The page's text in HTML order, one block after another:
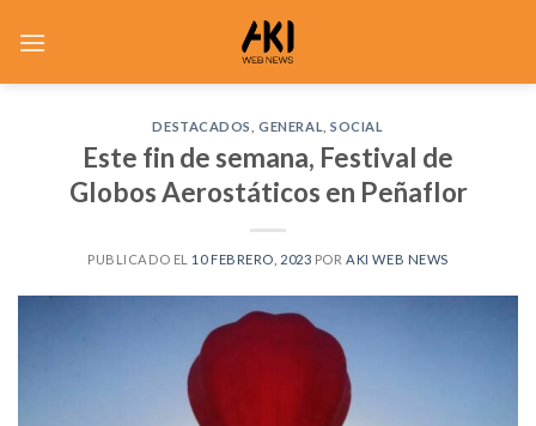
DESTACADOS ,GENERAL ,SOCIAL
Este fin de semana, Festival de
Globos Aerostáticos en Peñaflor
PUBLICADO EL 10 FEBRERO, 2023 POR AKI WEB NEWS